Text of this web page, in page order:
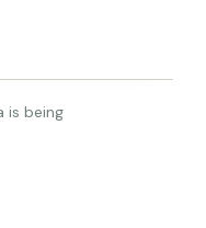
is being